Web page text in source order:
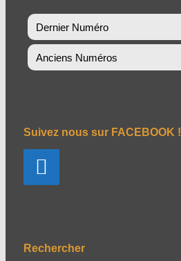
Dernier Numéro
Anciens Numéros
Suivez nous sur FACEBOOK !
Rechercher